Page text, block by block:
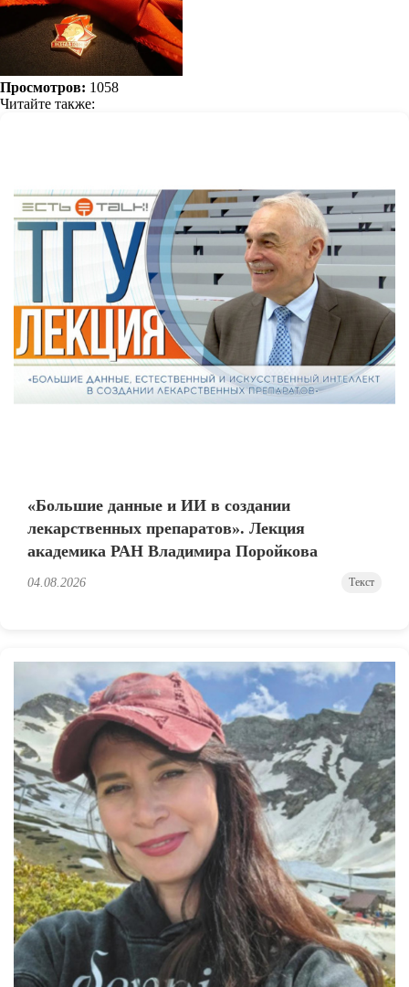
Просмотров: 1058
Читайте также:
«Большие данные и ИИ в создании
лекарственных препаратов». Лекция
академика РАН Владимира Поройкова
04.08.2026 Текст